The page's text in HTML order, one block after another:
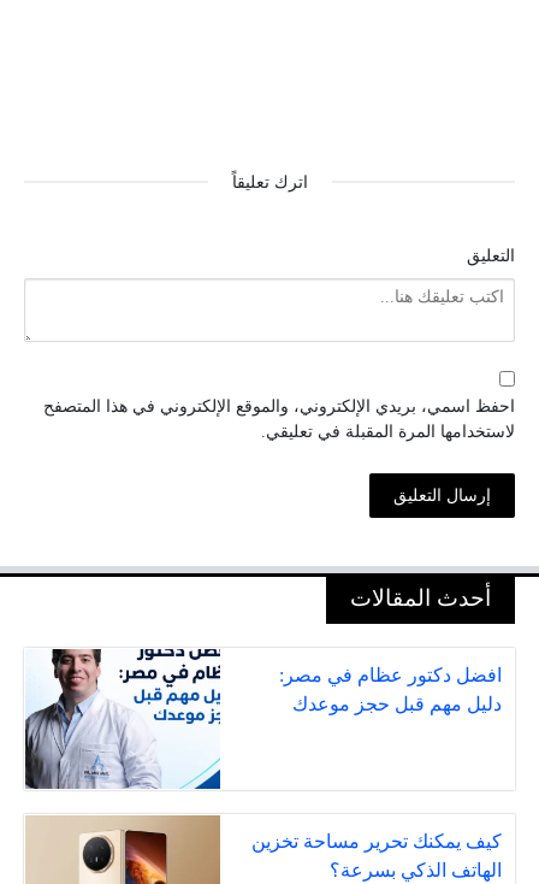
اترك تعليقاً
التعليق
احفظ اسمي، بريدي الإلكتروني، والموقع الإلكتروني في هذا المتصفح
لاستخدامها المرة المقبلة في تعليقي.
أحدث المقالات
افضل دكتور عظام في مصر:
دليل مهم قبل حجز موعدك
كيف يمكنك تحرير مساحة تخزين
الهاتف الذكي بسرعة؟